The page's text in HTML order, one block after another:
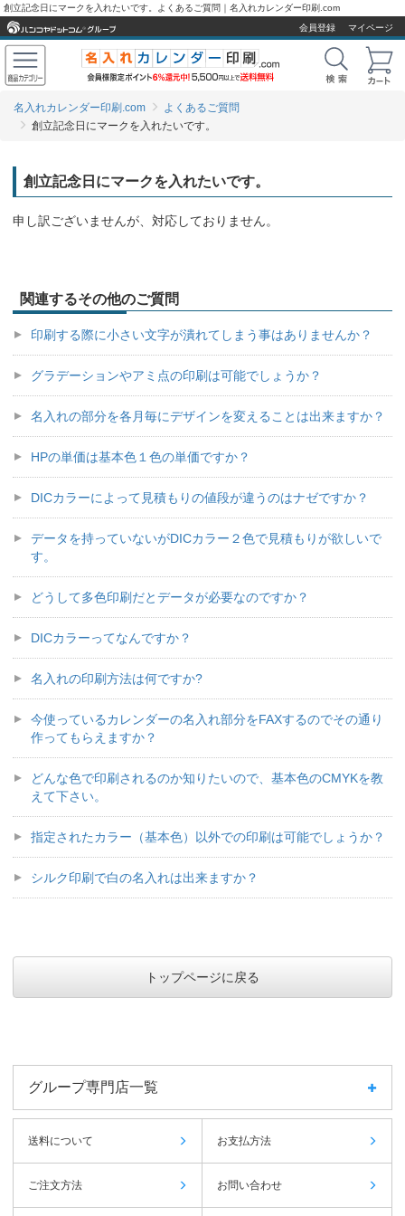
創立記念日にマークを入れたいです。よくあるご質問｜名入れカレンダー印刷.com
会員登録
マイページ
名入れカレンダー印刷.com
よくあるご質問
創立記念日にマークを入れたいです。
創立記念日にマークを入れたいです。
申し訳ございませんが、対応しておりません。
関連するその他のご質問
印刷する際に小さい文字が潰れてしまう事はありませんか？
グラデーションやアミ点の印刷は可能でしょうか？
名入れの部分を各月毎にデザインを変えることは出来ますか？
HPの単価は基本色１色の単価ですか？
DICカラーによって見積もりの値段が違うのはナゼですか？
データを持っていないがDICカラー２色で見積もりが欲しいで
す。
どうして多色印刷だとデータが必要なのですか？
DICカラーってなんですか？
名入れの印刷方法は何ですか?
今使っているカレンダーの名入れ部分をFAXするのでその通り
作ってもらえますか？
どんな色で印刷されるのか知りたいので、基本色のCMYKを教
えて下さい。
指定されたカラー（基本色）以外での印刷は可能でしょうか？
シルク印刷で白の名入れは出来ますか？
トップページに戻る
グループ専門店一覧
送料について お支払方法
ご注文方法 お問い合わせ